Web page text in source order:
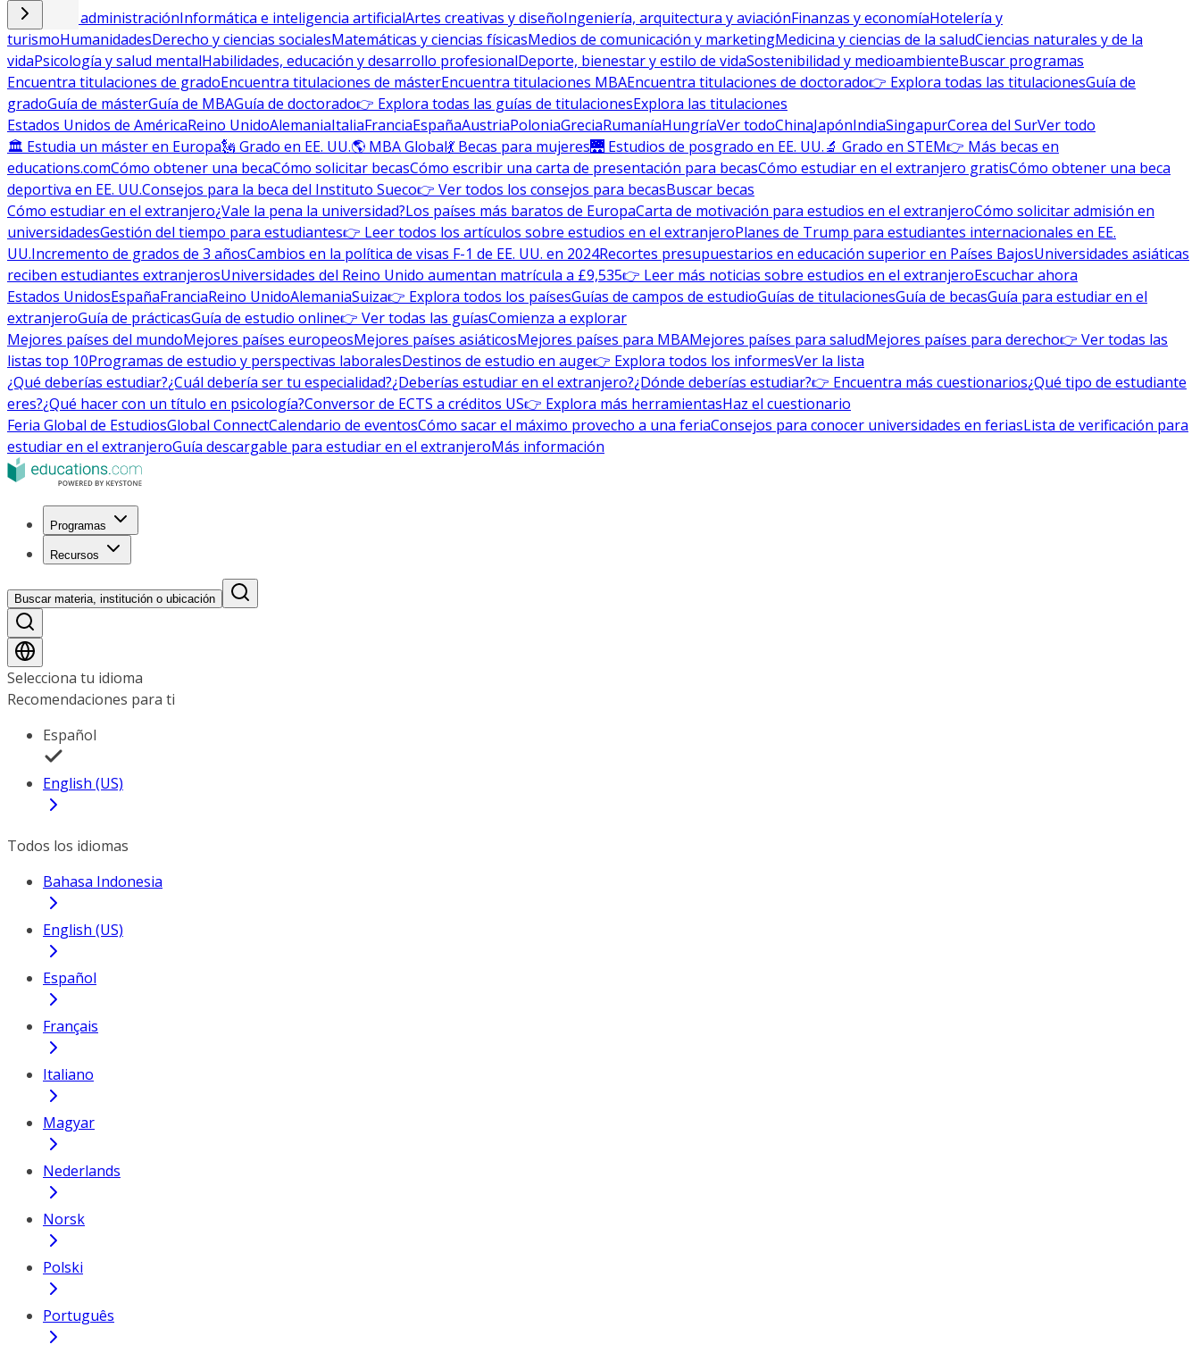
Empresa y administraciónInformática e inteligencia artificialArtes creativas y diseñoIngeniería, arquitectura y aviaciónFinanzas y economíaHotelería y
turismoHumanidadesDerecho y ciencias socialesMatemáticas y ciencias físicasMedios de comunicación y marketingMedicina y ciencias de la saludCiencias naturales y de la
vidaPsicología y salud mentalHabilidades, educación y desarrollo profesionalDeporte, bienestar y estilo de vidaSostenibilidad y medioambienteBuscar programas
Encuentra titulaciones de gradoEncuentra titulaciones de másterEncuentra titulaciones MBAEncuentra titulaciones de doctorado👉 Explora todas las titulacionesGuía de
gradoGuía de másterGuía de MBAGuía de doctorado👉 Explora todas las guías de titulacionesExplora las titulaciones
Estados Unidos de AméricaReino UnidoAlemaniaItaliaFranciaEspañaAustriaPoloniaGreciaRumaníaHungríaVer todoChinaJapónIndiaSingapurCorea del SurVer todo
🏛 Estudia un máster en Europa🗽 Grado en EE. UU.🌎 MBA Global💃 Becas para mujeres🌉 Estudios de posgrado en EE. UU.🔬 Grado en STEM👉 Más becas en
educations.comCómo obtener una becaCómo solicitar becasCómo escribir una carta de presentación para becasCómo estudiar en el extranjero gratisCómo obtener una beca
deportiva en EE. UU.Consejos para la beca del Instituto Sueco👉 Ver todos los consejos para becasBuscar becas
Cómo estudiar en el extranjero¿Vale la pena la universidad?Los países más baratos de EuropaCarta de motivación para estudios en el extranjeroCómo solicitar admisión en
universidadesGestión del tiempo para estudiantes👉 Leer todos los artículos sobre estudios en el extranjeroPlanes de Trump para estudiantes internacionales en EE.
UU.Incremento de grados de 3 añosCambios en la política de visas F-1 de EE. UU. en 2024Recortes presupuestarios en educación superior en Países BajosUniversidades asiáticas
reciben estudiantes extranjerosUniversidades del Reino Unido aumentan matrícula a £9,535👉 Leer más noticias sobre estudios en el extranjeroEscuchar ahora
Estados UnidosEspañaFranciaReino UnidoAlemaniaSuiza👉 Explora todos los paísesGuías de campos de estudioGuías de titulacionesGuía de becasGuía para estudiar en el
extranjeroGuía de prácticasGuía de estudio online👉 Ver todas las guíasComienza a explorar
Mejores países del mundoMejores países europeosMejores países asiáticosMejores países para MBAMejores países para saludMejores países para derecho👉 Ver todas las
listas top 10Programas de estudio y perspectivas laboralesDestinos de estudio en auge👉 Explora todos los informesVer la lista
¿Qué deberías estudiar?¿Cuál debería ser tu especialidad?¿Deberías estudiar en el extranjero?¿Dónde deberías estudiar?👉 Encuentra más cuestionarios¿Qué tipo de estudiante
eres?¿Qué hacer con un título en psicología?Conversor de ECTS a créditos US👉 Explora más herramientasHaz el cuestionario
Feria Global de EstudiosGlobal ConnectCalendario de eventosCómo sacar el máximo provecho a una feriaConsejos para conocer universidades en feriasLista de verificación para
estudiar en el extranjeroGuía descargable para estudiar en el extranjeroMás información
Programas
Recursos
Buscar materia, institución o ubicación
Selecciona tu idioma
Recomendaciones para ti
Español
English (US)
Todos los idiomas
Bahasa Indonesia
English (US)
Español
Français
Italiano
Magyar
Nederlands
Norsk
Polski
Português